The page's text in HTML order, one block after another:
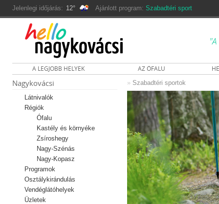
Jelenlegi időjárás: 12° Ajánlott program: Szabadtéri sport
A LEGJOBB HELYEK AZ ÓFALU
Nagykovácsi
Látnivalók
Régiók
Ófalu
Kastély és környéke
Zsíroshegy
Nagy-Szénás
Nagy-Kopasz
Programok
Osztálykirándulás
Vendéglátóhelyek
Üzletek
» Szabadtéri sportok